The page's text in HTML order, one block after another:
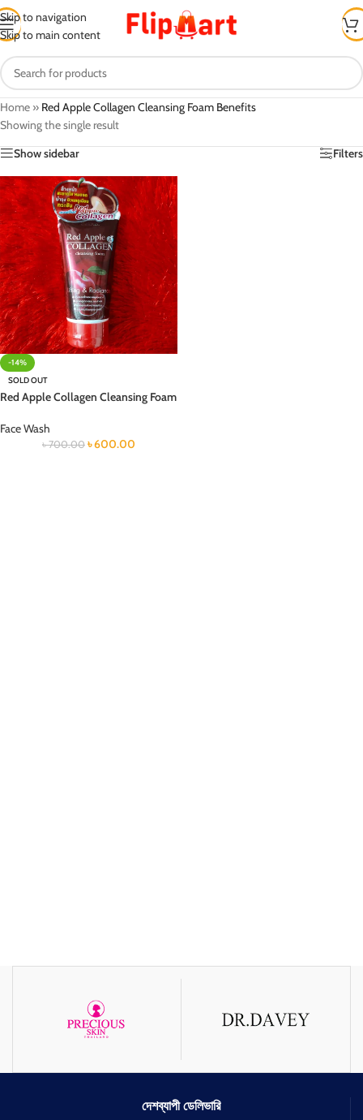
Skip to navigation
Skip to main content
Home » Red Apple Collagen Cleansing Foam Benefits
Showing the single result
Show sidebar
Filters
-14%
SOLD OUT
Red Apple Collagen Cleansing Foam
Face Wash
৳700.00 ৳600.00
দেশব্যাপী ডেলিভারি